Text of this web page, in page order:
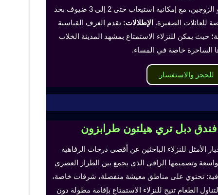
تناسب هذه الغرف الفرد أو الزوجين، مع إمكانية استيعاب حتى 2 إلى 3 ضيوف بحد
الصغيرة. الإطلالات: تقدم الغرف القياسية
حيث يمكن للنزلاء الاستمتاع بمشهد المدينة الخلاب
الساحرة خاصة في المساء.
للحجز والاستفسار
فندق دبل تري هيلتون طرابزون
الأمثل للنزلاء الباحثين عن أقصى درجات الرفاهية
وتصميمها الراقي الذي يجمع بين الطراز العصري
تحتوي على مناطق معيشة منفصلة، شرفات خاصة،
الطعام تتيح للنزلاء الاستمتاع بإقامة مطولة دون